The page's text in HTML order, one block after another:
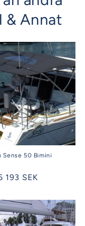
& Annat
Sense 50 Bimini
193 SEK